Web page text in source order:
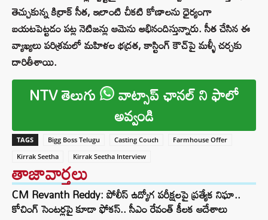
తెచ్చుకున్న కిర్రాక్ సీత, ఇలాంటి చీకటి కోణాలను ధైర్యంగా
బయటపెట్టడం పట్ల నెటిజన్లు ఆమెను అభినందిస్తున్నారు. సీత చేసిన ఈ
వ్యాఖ్యలు పరిశ్రమలో మహిళల భద్రత, కాస్టింగ్ కౌచ్‌పై మళ్ళీ చర్చకు
దారితీశాయి.
NTV తెలుగు వాట్సాప్ ఛానల్ ని ఫాలో
అవ్వండి
TAGS Bigg Boss Telugu Casting Couch
Farmhouse Offer
Kirrak Seetha
Kirrak Seetha Interview
తాజావార్తలు
CM Revanth Reddy: పోలీస్ ఉద్యోగ పరీక్షలపై ప్రత్యేక నిఘా..
కోచింగ్ సెంటర్లపై కూడా ఫోకస్.. సీఎం రేవంత్ కీలక ఆదేశాలు